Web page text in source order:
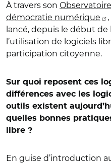
À travers son
démocratie numérique
,
lancé, depuis le début de
l’utilisation de logiciels
participation citoyenne.
Sur quoi reposent ces
différences avec les
outils existent
quelles bonnes
libre ?
En guise d’introduction